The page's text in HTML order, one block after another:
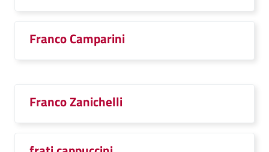
Franco Camparini
Franco Zanichelli